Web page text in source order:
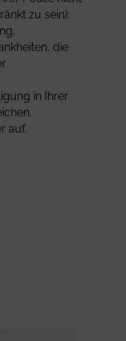
zu sein):
die
in Ihrer
auf.